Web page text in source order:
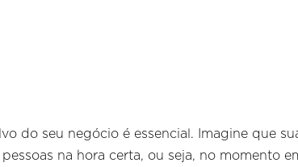
do seu negócio é essencial. Imagine que
na hora certa, ou seja, no momento